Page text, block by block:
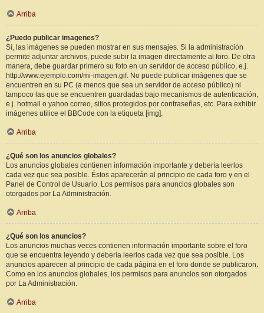
Arriba
¿Puedo publicar imagenes?
Sí, las imágenes se pueden mostrar en sus mensajes. Si la administración
permite adjuntar archivos, puede subir la imagen directamente al foro. De otra
manera, debe guardar primero su foto en un servidor de acceso público, e.j.
http://www.ejemplo.com/mi-imagen.gif. No puede publicar imágenes que se
encuentren en su PC (a menos que sea un servidor de acceso público) ni
tampoco las que se encuentren guardadas bajo mecanismos de autenticación,
e.j. hotmail o yahoo correo, sitios protegidos por contraseñas, etc. Para exhibir
imágenes utilice el BBCode con la etiqueta [img].
Arriba
¿Qué son los anuncios globales?
Los anuncios globales contienen información importante y debería leerlos
cada vez que sea posible. Éstos aparecerán al principio de cada foro y en el
Panel de Control de Usuario. Los permisos para anuncios globales son
otorgados por La Administración.
Arriba
¿Qué son los anuncios?
Los anuncios muchas veces contienen información importante sobre el foro
que se encuentra leyendo y debería leerlos cada vez que sea posible. Los
anuncios aparecen al principio de cada página en el foro donde se publicaron.
Como en los anuncios globales, los permisos para anuncios son otorgados
por La Administración.
Arriba